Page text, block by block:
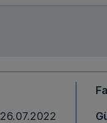
26.07.2022